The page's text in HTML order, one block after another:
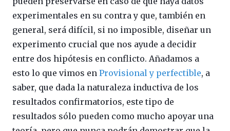
experimentales en su contra y que, también en
general, será difícil, si no imposible, diseñar un
experimento crucial que nos ayude a decidir
entre dos hipótesis en conflicto. Añadamos a
esto lo que vimos en Provisional y perfectible, a
saber, que dada la naturaleza inductiva de los
resultados confirmatorios, este tipo de
resultados sólo pueden como mucho apoyar una